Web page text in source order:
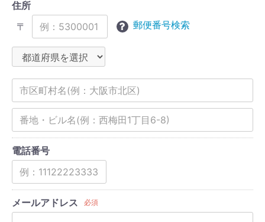
住所
〒
郵便番号検索
電話番号
メールアドレス 必須